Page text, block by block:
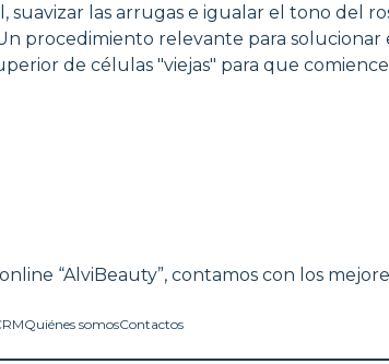
las arrugas e igualar el tono del
procedimiento relevante para
de células "viejas" para que
“AlviBeauty”, contamos con los
Quiénes somosContactos